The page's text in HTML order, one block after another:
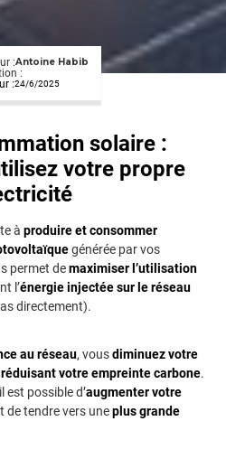
:Antoine Habib
:
:24/6/2025
solaire :
votre propre
àproduire et consommer
générée par vos
permet demaximiser l’utilisation
l’énergie injectée sur le réseau
directement).
au réseau, vousdiminuez votre
réduisant votre empreinte carbone.
est possible d’augmenter votre
de tendre vers uneplus grande